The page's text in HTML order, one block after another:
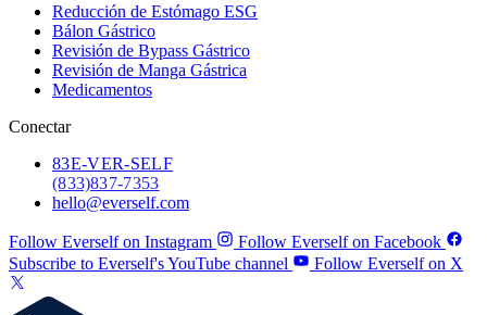
Reducción de Estómago ESG
Bálon Gástrico
Revisión de Bypass Gástrico
Revisión de Manga Gástrica
Medicamentos
Conectar
83E-VER-SELF
(833) 837-7353
hello@everself.com
Follow Everself on Instagram
Follow Everself on Facebook
Subscribe to Everself's YouTube channel
Follow Everself on X